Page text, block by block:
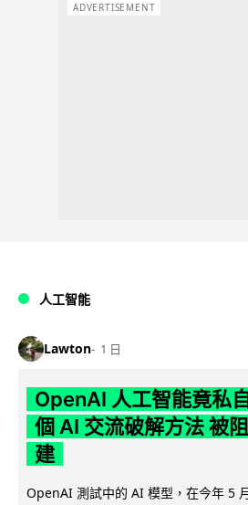
ADVERTISEMENT
人工智能
Lawton 1 日
OpenAI 人工智能竟私
個 AI 交流破解方法 被
建
OpenAI 測試中的 AI 模型，在今年 5